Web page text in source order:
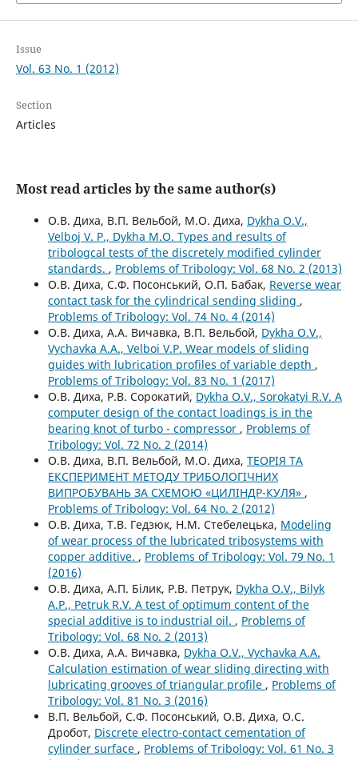
Issue
Vol. 63 No. 1 (2012)
Section
Articles
Most read articles by the same author(s)
О.В. Диха, В.П. Вельбой, М.О. Диха, Dykha O.V.,
Velboj V. P., Dykha M.O. Types and results of
tribologcal tests of the discretely modified cylinder
standards. , Problems of Tribology: Vol. 68 No. 2 (2013)
О.В. Диха, С.Ф. Посонський, О.П. Бабак, Reverse wear
contact task for the cylindrical sending sliding ,
Problems of Tribology: Vol. 74 No. 4 (2014)
О.В. Диха, А.А. Вичавка, В.П. Вельбой, Dykha O.V.,
Vychavka A.A., Velboi V.P. Wear models of sliding
guides with lubrication profiles of variable depth ,
Problems of Tribology: Vol. 83 No. 1 (2017)
О.В. Диха, Р.В. Сорокатий, Dykha O.V., Sorokatyi R.V. A
computer design of the contact loadings is in the
bearing knot of turbo - compressor , Problems of
Tribology: Vol. 72 No. 2 (2014)
О.В. Диха, В.П. Вельбой, М.О. Диха, ТЕОРІЯ ТА
ЕКСПЕРИМЕНТ МЕТОДУ ТРИБОЛОГІЧНИХ
ВИПРОБУВАНЬ ЗА СХЕМОЮ «ЦИЛІНДР-КУЛЯ» ,
Problems of Tribology: Vol. 64 No. 2 (2012)
О.В. Диха, Т.В. Гедзюк, Н.М. Стебелецька, Modeling
of wear process of the lubricated tribosystems with
copper additive. , Problems of Tribology: Vol. 79 No. 1
(2016)
О.В. Диха, А.П. Білик, Р.В. Петрук, Dykha O.V., Bilyk
A.P., Petruk R.V. A test of optimum content of the
special additive is to industrial oil. , Problems of
Tribology: Vol. 68 No. 2 (2013)
О.В. Диха, А.А. Вичавка, Dykha O.V., Vychavka A.A.
Calculation estimation of wear sliding directing with
lubricating grooves of triangular profile , Problems of
Tribology: Vol. 81 No. 3 (2016)
В.П. Вельбой, С.Ф. Посонський, О.В. Диха, О.С.
Дробот, Discrete electro-contact cementation of
cylinder surface , Problems of Tribology: Vol. 61 No. 3